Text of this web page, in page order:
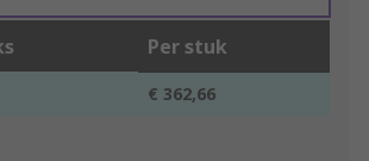
Per stuk
€ 362,66